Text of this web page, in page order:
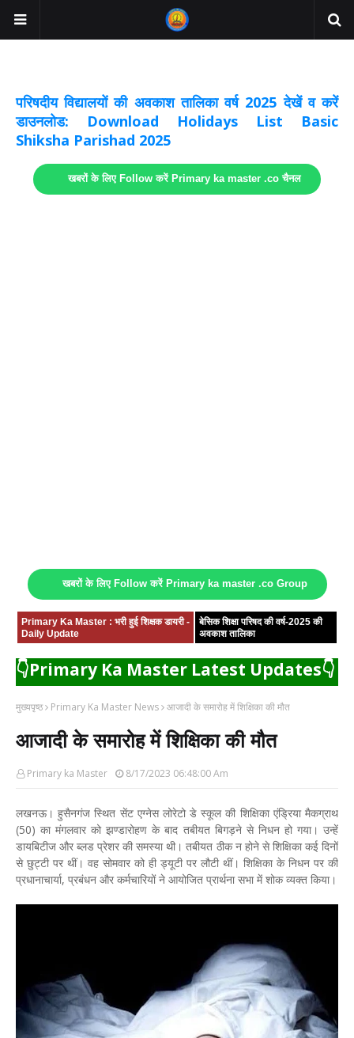
परिषदीय विद्यालयों की अवकाश तालिका वर्ष 2025 देखें व करें
डाउनलोड: Download Holidays List Basic
Shiksha Parishad 2025
खबरों के लिए Follow करें Primary ka master .co चैनल
खबरों के लिए Follow करें Primary ka master .co Group
Primary Ka Master : भरी हुई शिक्षक डायरी -
Daily Update
बेसिक शिक्षा परिषद की वर्ष-2025 की
अवकाश तालिका
👇Primary Ka Master Latest Updates👇
मुख्यपृष्ठ Primary Ka Master News आजादी के समारोह में शिक्षिका की मौत
आजादी के समारोह में शिक्षिका की मौत
Primary ka Master 8/17/2023 06:48:00 Am
लखनऊ। हुसैनगंज स्थित सेंट एग्नेस लोरेटो डे स्कूल की शिक्षिका एंड्रिया मैकग्राथ
(50) का मंगलवार को झण्डारोहण के बाद तबीयत बिगड़ने से निधन हो गया। उन्हें
डायबिटीज और ब्लड प्रेशर की समस्या थी। तबीयत ठीक न होने से शिक्षिका कई दिनों
से छुट्टी पर थीं। वह सोमवार को ही ड्यूटी पर लौटी थीं। शिक्षिका के निधन पर की
प्रधानाचार्या, प्रबंधन और कर्मचारियों ने आयोजित प्रार्थना सभा में शोक व्यक्त किया।